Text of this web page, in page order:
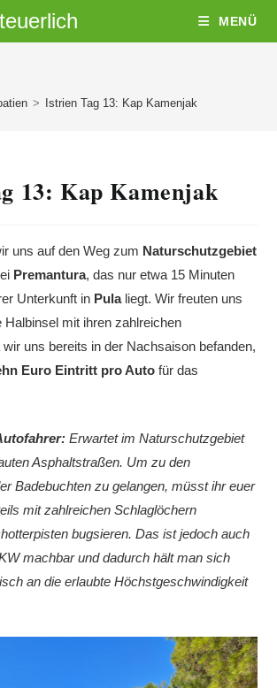
MENÜ
> Istrien Tag 13: Kap Kamenjak
13: Kap Kamenjak
uns auf den Weg zum Naturschutzgebiet
Premantura, das nur etwa 15 Minuten
Unterkunft in Pulaliegt. Wir freuten uns
Halbinsel mit ihren zahlreichen
uns bereits in der Nachsaison befanden,
Euro Eintritt pro Auto für das
Erwartet im Naturschutzgebiet
Asphaltstraßen. Um zu den
Badebuchten zu gelangen, müsst ihr euer
mit zahlreichen Schlaglöchern
bugsieren. Das ist jedoch auch
machbar und dadurch hält man sich
an die erlaubte Höchstgeschwindigkeit